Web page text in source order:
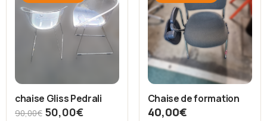
chaise Gliss Pedrali
90,00€ 50,00€
Chaise de formation
40,00€